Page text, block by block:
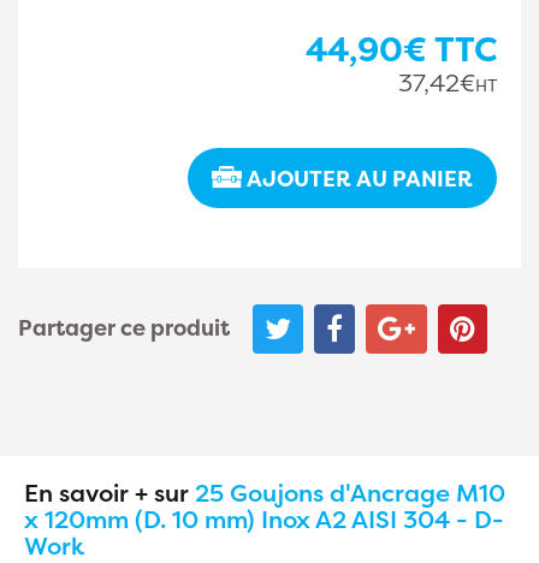
44,90€TTC
37,42€HT
AJOUTER AU PANIER
Partager ce produit
En savoir + sur 25 Goujons d'Ancrage M10
x 120mm (D. 10 mm) Inox A2 AISI 304 - D-
Work